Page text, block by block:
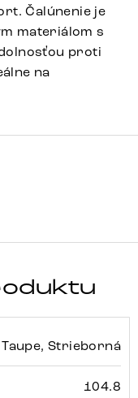
Čalúnenie je
materiálom s
proti
na
Taupe, Strieborná
104.8